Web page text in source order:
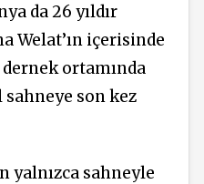
da 26 yıldır
Welat’ın içerisinde
ortamında
sahneye son kez
yalnızca sahneyle